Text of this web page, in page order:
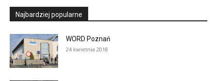
Najbardziej popularne
WORD Poznań
24 kwietnia 2018